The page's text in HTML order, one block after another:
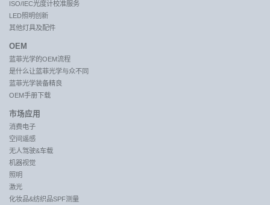
ISO/IEC光度计校准服务
LED照明创新
其他灯具及配件
OEM
蓝菲光学的OEM流程
是什么让蓝菲光学与众不同
蓝菲光学装备精良
OEM手册下载
市场应用
消费电子
空间遥感
无人驾驶&车载
机器视觉
照明
激光
化妆品&纺织品SPF测量